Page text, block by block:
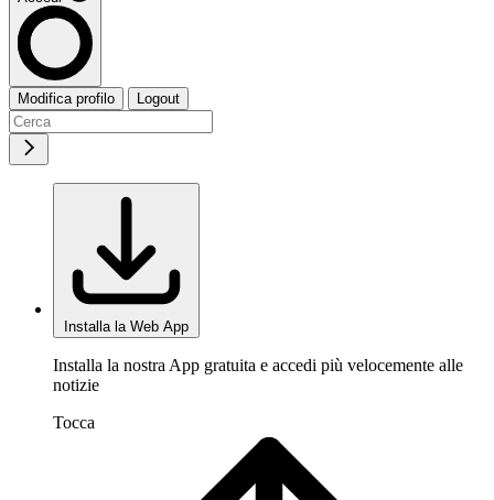
Modifica profilo Logout
Installa la Web App
Installa la nostra App gratuita e accedi più velocemente alle
notizie
Tocca